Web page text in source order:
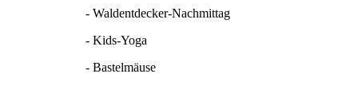
- Waldentdecker-Nachmittag
- Kids-Yoga
- Bastelmäuse